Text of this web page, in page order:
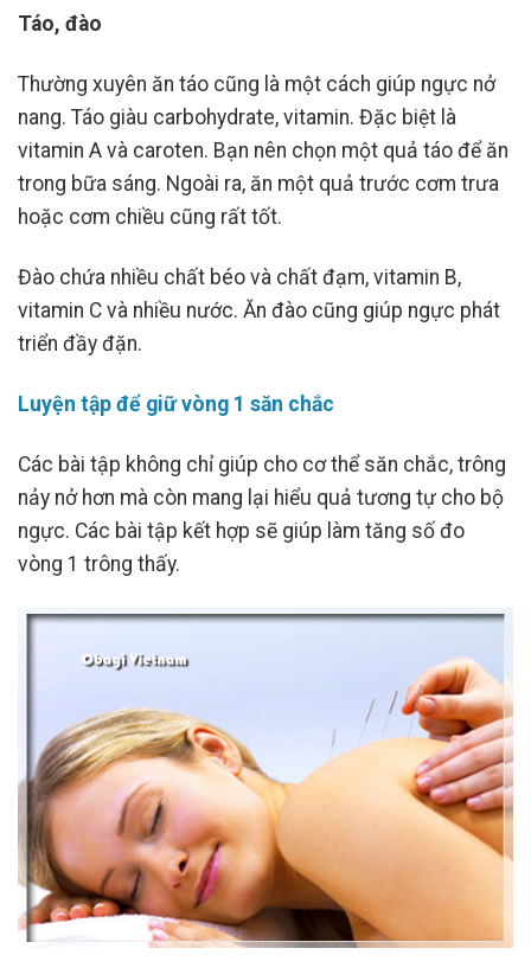
Táo, đào
Thường xuyên ăn táo cũng là một cách giúp ngực nở
nang. Táo giàu carbohydrate, vitamin. Đặc biệt là
vitamin A và caroten. Bạn nên chọn một quả táo để ăn
trong bữa sáng. Ngoài ra, ăn một quả trước cơm trưa
hoặc cơm chiều cũng rất tốt.
Đào chứa nhiều chất béo và chất đạm, vitamin B,
vitamin C và nhiều nước. Ăn đào cũng giúp ngực phát
triển đầy đặn.
Luyện tập để giữ vòng 1 săn chắc
Các bài tập không chỉ giúp cho cơ thể săn chắc, trông
nảy nở hơn mà còn mang lại hiểu quả tương tự cho bộ
ngực. Các bài tập kết hợp sẽ giúp làm tăng số đo
vòng 1 trông thấy.